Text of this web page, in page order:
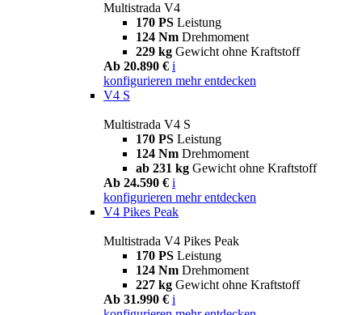
Multistrada V4
170 PS Leistung
124 Nm Drehmoment
229 kg Gewicht ohne Kraftstoff
Ab 20.890 € i
konfigurieren mehr entdecken
V4 S
Multistrada V4 S
170 PS Leistung
124 Nm Drehmoment
ab 231 kg Gewicht ohne Kraftstoff
Ab 24.590 € i
konfigurieren mehr entdecken
V4 Pikes Peak
Multistrada V4 Pikes Peak
170 PS Leistung
124 Nm Drehmoment
227 kg Gewicht ohne Kraftstoff
Ab 31.990 € i